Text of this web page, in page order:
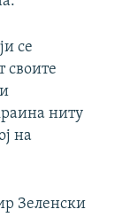
се
своите
ниту
на
Зеленски